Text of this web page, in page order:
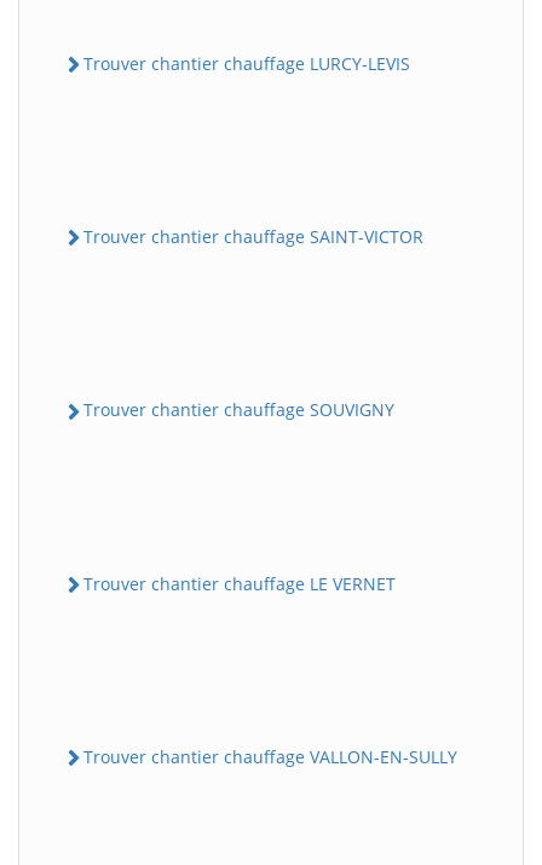
Trouver chantier chauffage LURCY-LEVIS
Trouver chantier chauffage SAINT-VICTOR
Trouver chantier chauffage SOUVIGNY
Trouver chantier chauffage LE VERNET
Trouver chantier chauffage VALLON-EN-SULLY